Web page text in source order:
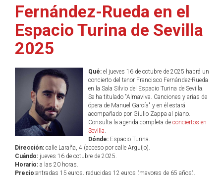
Fernández-Rueda en el
Espacio Turina de Sevilla
2025
Qué:el jueves 16 de octubre de 2025 habrá un
concierto del tenor Francisco Fernández-Rueda
en la Sala Silvio del Espacio Turina de Sevilla.
Se ha titulado "Almaviva. Canciones y arias de
ópera de Manuel García" y en él estará
acompañado por Giulio Zappa al piano.
Consulta la agenda completa de conciertos en
Sevilla.
Dónde:Espacio Turina.
Dirección: calle Laraña, 4 (acceso por calle Arguijo).
Cuándo: jueves 16 de octubre de 2025.
Horario: a las 20 horas.
Precio:entradas 15 euros, reducidas 12 euros (mayores de 65 años).